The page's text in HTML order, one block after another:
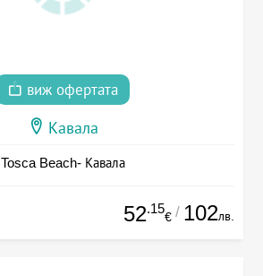
виж офертата
Кавала
Tosca Beach- Кавала
52.15
€ / 102лв.